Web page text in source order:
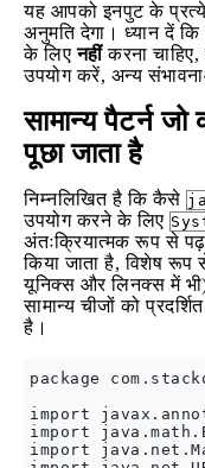
यह आपको इनपुट के
अनुमति देगा। ध्यान दें
के लिएनहींकरना
उपयोग करें, अन्य
सामान्य पैटर्न
पूछा जाता है
निम्नलिखित है कि कैसे
उपयोग करने के लिए
अंतःक्रियात्मक रूप से
किया जाता है, विशेष
यूनिक्स और लिनक्स में
सामान्य चीजों को
है।
package
import
import
import